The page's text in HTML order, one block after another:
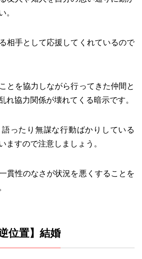
。
相手として応援してくれているので
とを協力しながら行ってきた仲間と
れ協力関係が壊れてくる暗示です。
ったり無謀な行動ばかりしている
ますので注意しましょう。
貫性のなさが状況を悪くすることを
位置】結婚